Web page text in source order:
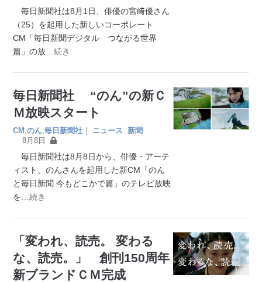
毎日新聞社は8月1日、俳優の宮﨑優さん
（25）を起用した新しいコーポレート
CM「毎日新聞デジタル つながる世界
篇」の放 …続き
毎日新聞社 “のん”の新Ｃ
Ｍ放映スタート
CM ,のん ,毎日新聞社 ｜ ニュース
新聞
8月8日
毎日新聞社は8月8日から、俳優・アーテ
ィスト、のんさんを起用した新CM「のん
と毎日新聞 今もどこかで篇」のテレビ放映
を …続き
「変われ、読売。 変わる
な、読売。」 創刊150周年
新ブランドＣＭ完成